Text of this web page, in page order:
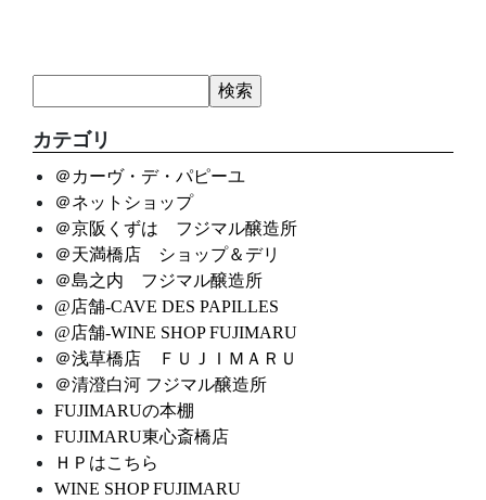
カテゴリ
＠カーヴ・デ・パピーユ
＠ネットショップ
＠京阪くずは フジマル醸造所
＠天満橋店 ショップ＆デリ
＠島之内 フジマル醸造所
@店舗-CAVE DES PAPILLES
@店舗-WINE SHOP FUJIMARU
＠浅草橋店 ＦＵＪＩＭＡＲＵ
＠清澄白河 フジマル醸造所
FUJIMARUの本棚
FUJIMARU東心斎橋店
ＨＰはこちら
WINE SHOP FUJIMARU